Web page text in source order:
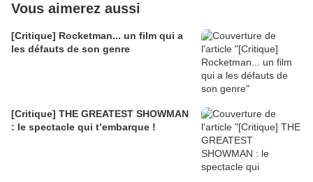
Vous aimerez aussi
[Critique] Rocketman... un film qui a
les défauts de son genre
[Critique] THE GREATEST SHOWMAN
: le spectacle qui t’embarque !